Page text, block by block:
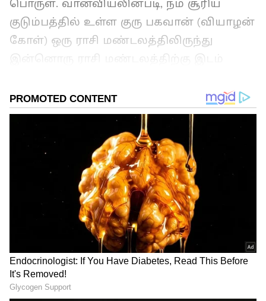
பொருள். வானவியலின்படி, நம் சூரிய
குடும்பத்தில் உள்ள குரு பகவான் (வியாழன்
கோள்) ஒரு ராசி மண்டலத்திலிருந்து
அழைக்கிறோம்.
இங்கு ராசி மண்டலம் என்பது
விண்மீன்களின் கூட்டமாகும். வானில் உள்ள
சில விண்மீன்களைக் கோடிட்டு
இணைத்தால் அவை சில குறிப்பிட்ட
வடிவங்களில் தோன்றும். அந்த
வடிவங்களை வைத்தே நம் முன்னோர்கள்
சிம்மம், மீனம், கும்பம், தனுசு போன்ற
பன்னிரண்டு ராசி மண்டலங்களாக
அவற்றுக்குப் பெயரிட்டனர். பூமிப்
பரப்பிலிருந்து நாம் வானத்தைப்